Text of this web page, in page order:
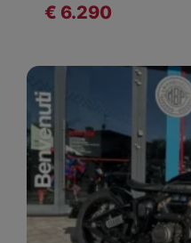
€ 6.290